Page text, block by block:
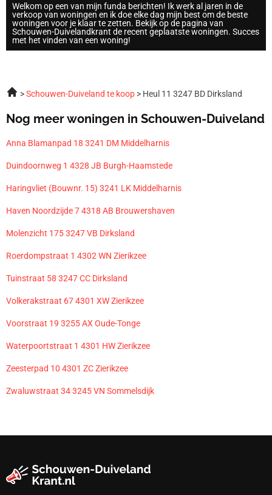
Welkom op een van mijn funda berichten! Ik werk al jaren in de
verkoop van woningen en ik doe elke dag mijn best om de beste
woningen voor je klaar te zetten. Bekijk op de pagina van
Schouwen-Duivelandkrant de recent geplaatste woningen. Succes
met het vinden van een woning!
Schouwen-Duiveland te koop Heul 11 3247 BD Dirksland
Nog meer woningen in Schouwen-Duiveland
Anna Blamanpad 18 3241 DM Middelharnis
Duindoornweg 1 4328 JB Burgh-Haamstede
Haringvliet (Bouwnr. 15) 3241 LK Middelharnis
Haven Noordzijde 7 4318 AB Brouwershaven
Molenzicht 175 3247 VB Dirksland
Roerdompstraat 1 4302 WN Zierikzee
Tuinstraat 58 3247 CC Dirksland
Volkerakstraat 67 4301 XW Zierikzee
Voorstraat 19 3255 AX Oude-Tonge
Waterpoortstraat 1 4301 HW Zierikzee
Zeesterpad 10 4301 ZC Zierikzee
Zwaluwstraat 34 3245 VN Sommelsdijk